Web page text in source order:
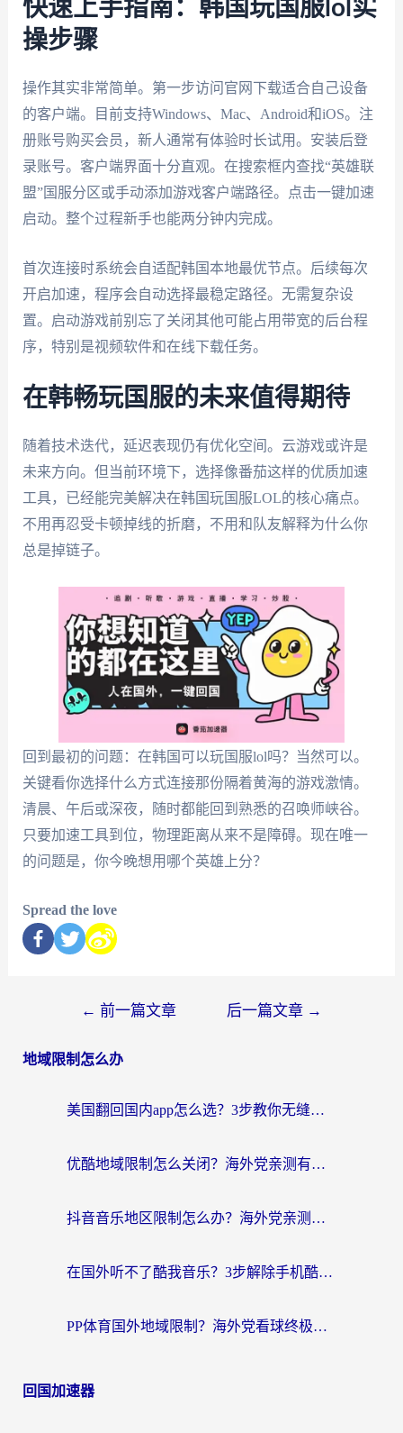
快速上手指南：韩国玩国服lol实
操步骤
操作其实非常简单。第一步访问官网下载适合自己设备
的客户端。目前支持Windows、Mac、Android和iOS。注
册账号购买会员，新人通常有体验时长试用。安装后登
录账号。客户端界面十分直观。在搜索框内查找“英雄联
盟”国服分区或手动添加游戏客户端路径。点击一键加速
启动。整个过程新手也能两分钟内完成。
首次连接时系统会自适配韩国本地最优节点。后续每次
开启加速，程序会自动选择最稳定路径。无需复杂设
置。启动游戏前别忘了关闭其他可能占用带宽的后台程
序，特别是视频软件和在线下载任务。
在韩畅玩国服的未来值得期待
随着技术迭代，延迟表现仍有优化空间。云游戏或许是
未来方向。但当前环境下，选择像番茄这样的优质加速
工具，已经能完美解决在韩国玩国服LOL的核心痛点。
不用再忍受卡顿掉线的折磨，不用和队友解释为什么你
总是掉链子。
回到最初的问题：在韩国可以玩国服lol吗？当然可以。
关键看你选择什么方式连接那份隔着黄海的游戏激情。
清晨、午后或深夜，随时都能回到熟悉的召唤师峡谷。
只要加速工具到位，物理距离从来不是障碍。现在唯一
的问题是，你今晚想用哪个英雄上分？
Spread the love
← 前一篇文章 后一篇文章 →
地域限制怎么办
美国翻回国内app怎么选？3步教你无缝刷剧、登12123、访问国内网站
优酷地域限制怎么关闭？海外党亲测有效的追剧加速器选择指南
抖音音乐地区限制怎么办？海外党亲测有效的听歌自由指南
在国外听不了酷我音乐？3步解除手机酷我音乐海外限制，附实测好用加速器
PP体育国外地域限制？海外党看球终极方案：从欧洲杯到奥运会，中文解说不卡顿！
回国加速器